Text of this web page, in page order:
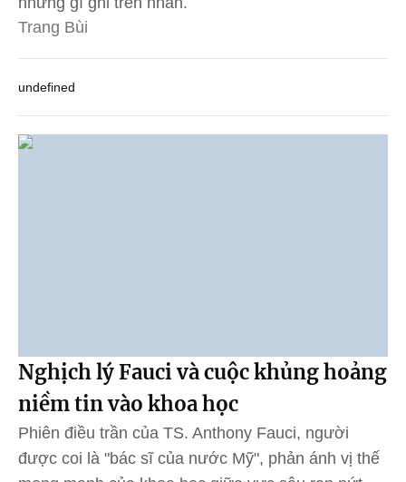
Trang Bùi
undefined
Nghịch lý Fauci và cuộc khủng hoảng
niềm tin vào khoa học
Phiên điều trần của TS. Anthony Fauci, người
được coi là "bác sĩ của nước Mỹ", phản ánh vị thế